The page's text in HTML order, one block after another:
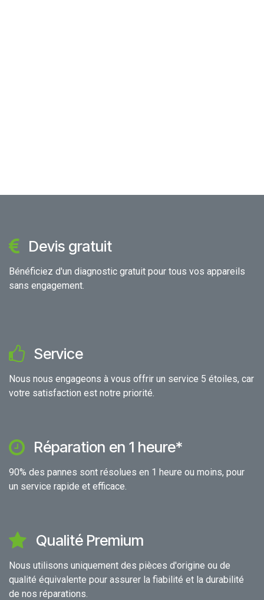
Devis gratuit
Bénéficiez d'un diagnostic gratuit pour tous vos appareils
sans engagement.
Service
Nous nous engageons à vous offrir un service 5 étoiles, car
votre satisfaction est notre priorité.
Réparation en 1 heure*
90% des pannes sont résolues en 1 heure ou moins, pour
un service rapide et efficace.
Qualité Premium
Nous utilisons uniquement des pièces d'origine ou de
qualité équivalente pour assurer la fiabilité et la durabilité
de nos réparations.